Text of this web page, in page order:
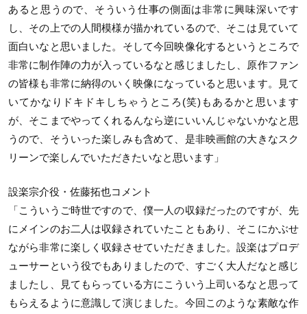
あると思うので、そういう仕事の側面は非常に興味深いです
し、その上での人間模様が描かれているので、そこは見ていて
面白いなと思いました。そして今回映像化するというところで
非常に制作陣の力が入っているなと感じましたし、原作ファン
の皆様も非常に納得のいく映像になっていると思います。見て
いてかなりドキドキしちゃうところ(笑)もあるかと思います
が、そこまでやってくれるんなら逆にいいんじゃないかなと思
うので、そういった楽しみも含めて、是非映画館の大きなスク
リーンで楽しんでいただきたいなと思います」
設楽宗介役・佐藤拓也コメント
「こういうご時世ですので、僕一人の収録だったのですが、先
にメインのお二人は収録されていたこともあり、そこにかぶせ
ながら非常に楽しく収録させていただきました。設楽はプロデ
ューサーという役でもありましたので、すごく大人だなと感じ
ましたし、見てもらっている方にこういう上司いるなと思って
もらえるように意識して演じました。今回このような素敵な作